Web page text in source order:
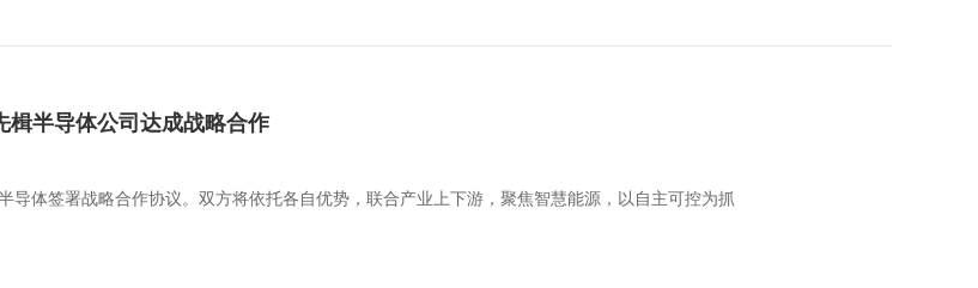
楫半导体公司达成战略合作
导体签署战略合作协议。双方将依托各自优势，联合产业上下游，聚焦智慧能源，以自主可控为抓